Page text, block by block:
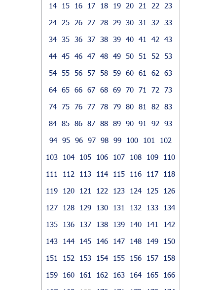
14
15 16 17 18 19 20 21 22
23
24
25 26 27 28 29 30 31 32
33
34 35 36 37 38 39 40 41 42
43
44 45 46 47 48 49 50 51 52
53
54 55 56 57 58 59 60 61 62
63
64 65 66 67 68 69 70 71 72
73
74 75 76 77 78 79 80 81 82
83
84 85 86 87 88 89 90 91 92
93
94 95 96 97 98 99 100 101
102
103
104 105 106 107 108 109
110
111
112 113 114 115 116 117
118
119
120 121 122 123 124 125
126
127
128 129 130 131 132 133
134
135
136 137 138 139 140 141
142
143
144 145 146 147 148 149
150
151
152 153 154 155 156 157
158
159
160 161 162 163 164 165
166